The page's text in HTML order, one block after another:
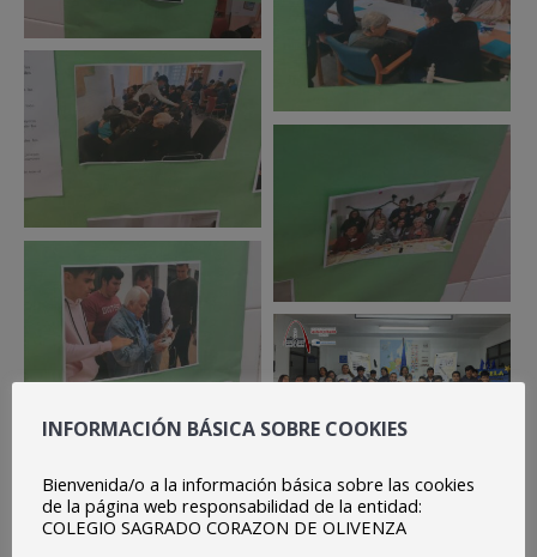
INFORMACIÓN BÁSICA SOBRE COOKIES
Bienvenida/o a la información básica sobre las cookies
de la página web responsabilidad de la entidad:
COLEGIO SAGRADO CORAZON DE OLIVENZA